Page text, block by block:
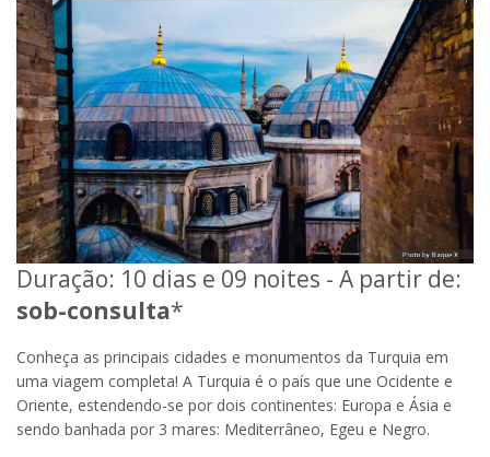
Duração: 10 dias e 09 noites - A partir de:
sob-consulta*
Conheça as principais cidades e monumentos da Turquia em
uma viagem completa! A Turquia é o país que une Ocidente e
Oriente, estendendo-se por dois continentes: Europa e Ásia e
sendo banhada por 3 mares: Mediterrâneo, Egeu e Negro.